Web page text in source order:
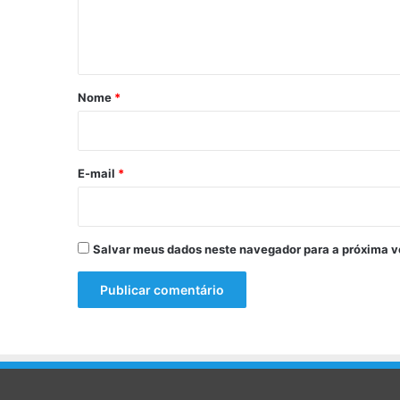
n
B
a
r
*
Nome *
E-mail *
Salvar meus dados neste navegador para a próxima